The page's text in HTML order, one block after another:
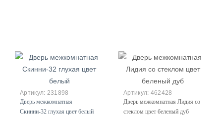
231898
Дверь межкомнатная
Скинни-32 глухая цвет белый
462428
Дверь межкомнатная Лидия со
стеклом цвет беленый дуб